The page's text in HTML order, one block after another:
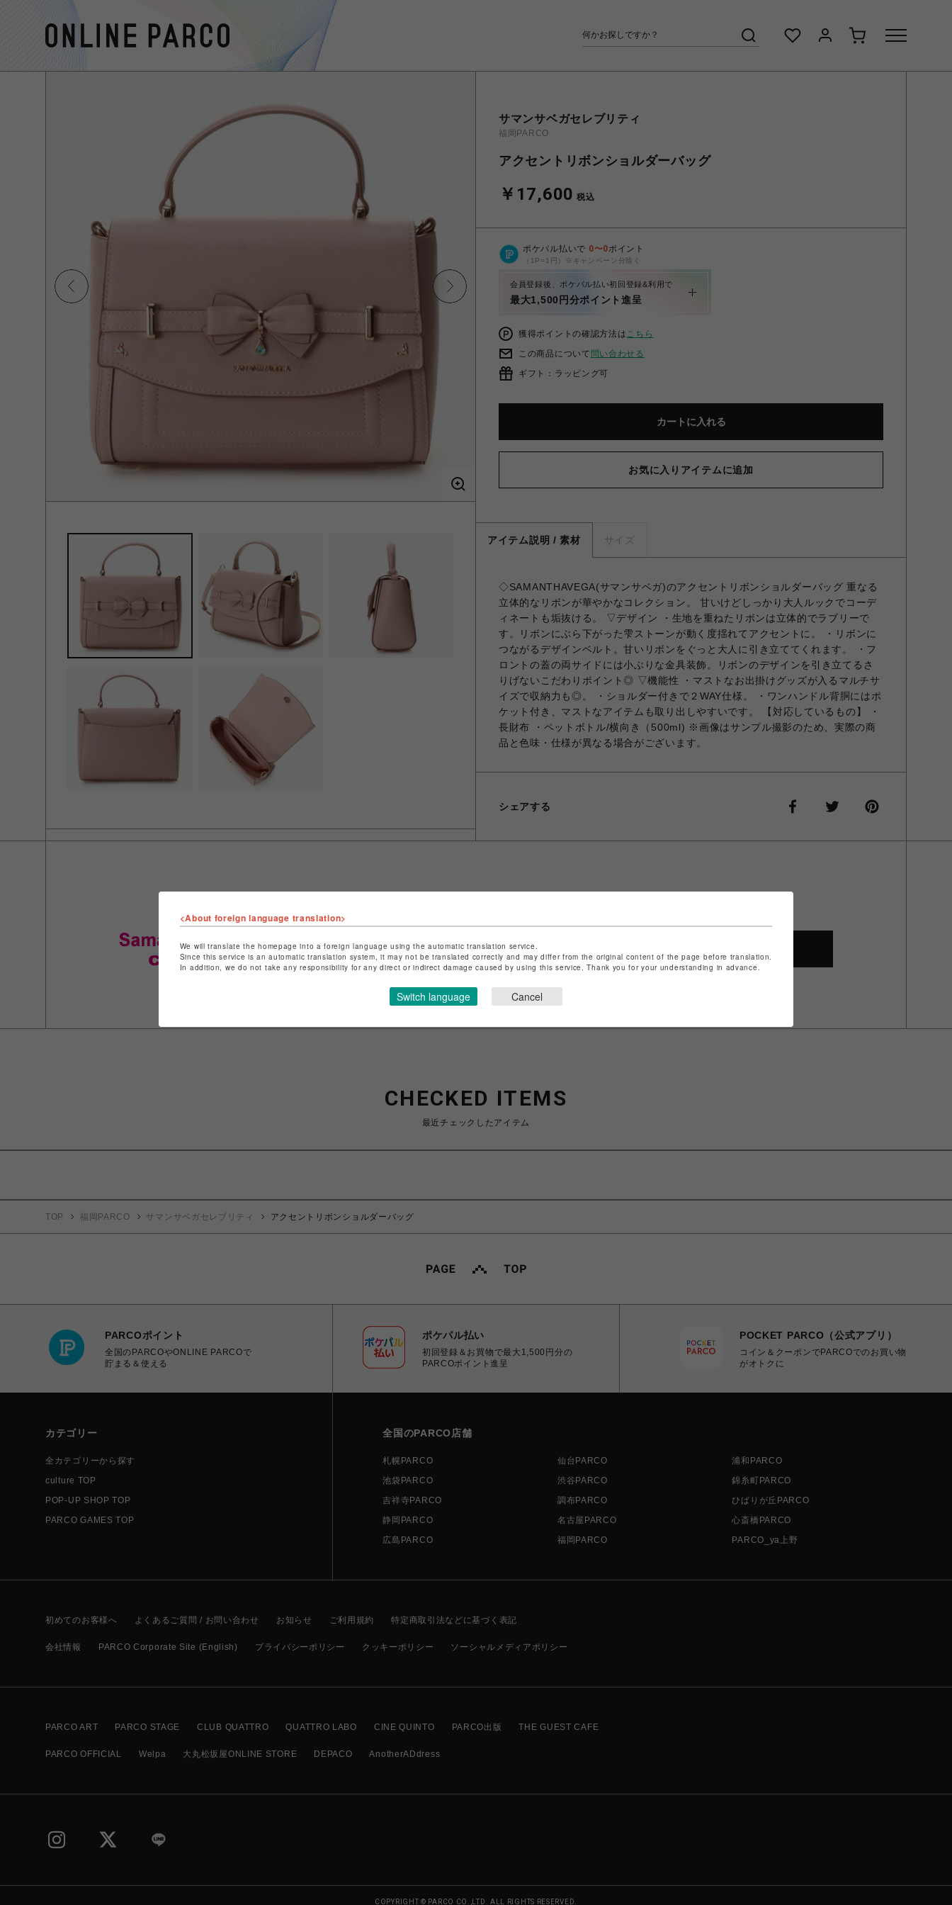
サマンサベガセレブリティ
福岡PARCO
アクセントリボンショルダーバッグ
￥17,600 税込
ポケパル払いで 0〜0ポイント
（1P=1円）※キャンペーン分除く
会員登録後、ポケパル払い初回登録&利用で
最大1,500円分ポイント進呈
獲得ポイントの確認方法はこちら
この商品について 問い合わせる
ギフト：ラッピング可
カートに入れる
お気に入りアイテムに追加
アイテム説明 / 素材 サイズ
◇SAMANTHAVEGA(サマンサベガ)のアクセントリボンショルダーバッグ 重なる
立体的なリボンが華やかなコレクション。 甘いけどしっかり大人ルックでコーデ
ィネートも垢抜ける。 ▽デザイン ・生地を重ねたリボンは立体的でラブリーで
す。リボンにぶら下がった雫ストーンが動く度揺れてアクセントに。 ・リボンに
つながるデザインベルト。甘いリボンをぐっと大人に引き立ててくれます。 ・フ
ロントの蓋の両サイドには小ぶりな金具装飾。リボンのデザインを引き立てるさ
りげないこだわりポイント◎ ▽機能性 ・マストなお出掛けグッズが入るマルチサ
イズで収納力も◎。 ・ショルダー付きで２WAY仕様。 ・ワンハンドル背胴にはポ
ケット付き、マストなアイテムも取り出しやすいです。 【対応しているもの】 ・
長財布 ・ペットボトル/横向き（500ml) ※画像はサンプル撮影のため、実際の商
品と色味・仕様が異なる場合がございます。
シェアする
ショップ名
特定商取引法など法令に基づく表記はこちら
CHECKED ITEMS
最近チェックしたアイテム
TOP 福岡PARCO サマンサベガセレブリティ アクセントリボンショルダーバッグ
PARCOポイント
全国のPARCOやONLINE PARCOで
貯まる＆使える
ポケパル払い
初回登録＆お買物で最大1,500円分の
PARCOポイント進呈
POCKET PARCO（公式アプリ）
コイン＆クーポンでPARCOでのお買い物
がオトクに
カテゴリー
全カテゴリーから探す
culture TOP
POP-UP SHOP TOP
PARCO GAMES TOP
全国のPARCO店舗
札幌PARCO 仙台PARCO
浦和PARCO
池袋PARCO
渋谷PARCO
錦糸町PARCO
吉祥寺PARCO
調布PARCO
ひばりが丘PARCO
静岡PARCO
名古屋PARCO
心斎橋PARCO
広島PARCO
福岡PARCO PARCO_ya上野
初めてのお客様へ よくあるご質問 / お問い合わせ お知らせ ご利用規約 特定商取引法などに基づく表記
会社情報 PARCO Corporate Site (English) プライバシーポリシー クッキーポリシー ソーシャルメディアポリシー
PARCO ART PARCO STAGE CLUB QUATTRO QUATTRO LABO CINE QUINTO PARCO出版 THE GUEST CAFE
PARCO OFFICIAL Welpa 大丸松坂屋ONLINE STORE DEPACO AnotherADdress
COPYRIGHT © PARCO CO.,LTD. ALL RIGHTS RESERVED.
<About foreign language translation>
We will translate the homepage into a foreign language using the automatic translation service.
Since this service is an automatic translation system, it may not be translated correctly and may differ from the original content of the page before translation.
In addition, we do not take any responsibility for any direct or indirect damage caused by using this service. Thank you for your understanding in advance.
Switch language Cancel